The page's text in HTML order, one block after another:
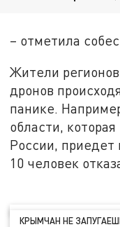
– отметила
Жители
дронов
панике.
области,
России, приедет
10 человек
КРЫМЧАН НЕ